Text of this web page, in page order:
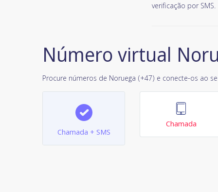
verificação por SMS.
Número virtual
Procure números de Noruega (+47) e conecte-os ao
Chamada + SMS
Chamada